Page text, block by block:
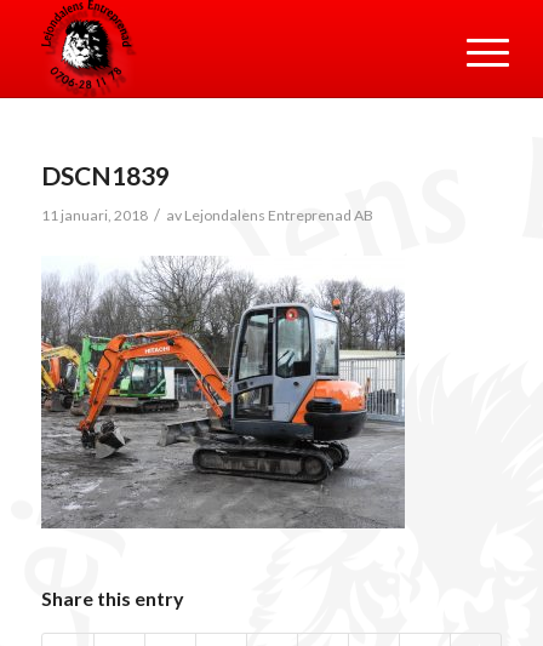
DSCN1839
11 januari, 2018 / av Lejondalens Entreprenad AB
Share this entry